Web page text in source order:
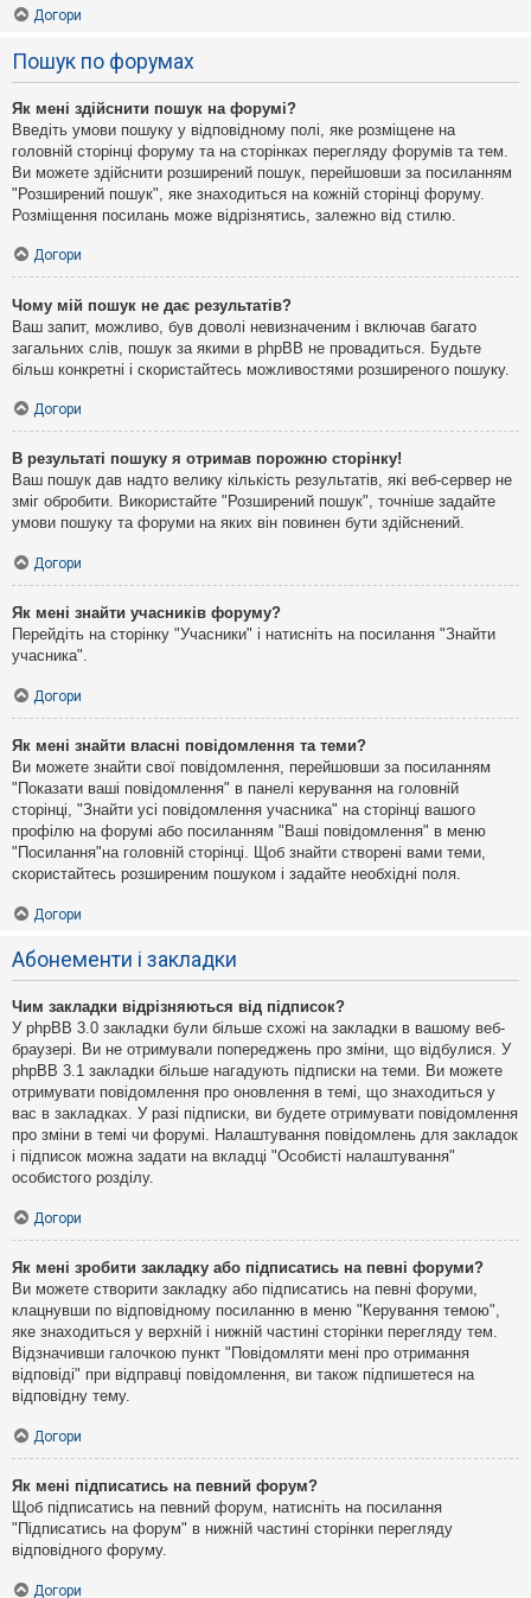
Догори
Пошук по форумах
Як мені здійснити пошук на форумі?
Введіть умови пошуку у відповідному полі, яке розміщене на
головній сторінці форуму та на сторінках перегляду форумів та тем.
Ви можете здійснити розширений пошук, перейшовши за посиланням
"Розширений пошук", яке знаходиться на кожній сторінці форуму.
Розміщення посилань може відрізнятись, залежно від стилю.
Догори
Чому мій пошук не дає результатів?
Ваш запит, можливо, був доволі невизначеним і включав багато
загальних слів, пошук за якими в phpBB не провадиться. Будьте
більш конкретні і скористайтесь можливостями розширеного пошуку.
Догори
В результаті пошуку я отримав порожню сторінку!
Ваш пошук дав надто велику кількість результатів, які веб-сервер не
зміг обробити. Використайте "Розширений пошук", точніше задайте
умови пошуку та форуми на яких він повинен бути здійснений.
Догори
Як мені знайти учасників форуму?
Перейдіть на сторінку "Учасники" і натисніть на посилання "Знайти
учасника".
Догори
Як мені знайти власні повідомлення та теми?
Ви можете знайти свої повідомлення, перейшовши за посиланням
"Показати ваші повідомлення" в панелі керування на головній
сторінці, "Знайти усі повідомлення учасника" на сторінці вашого
профілю на форумі або посиланням "Ваші повідомлення" в меню
"Посилання"на головній сторінці. Щоб знайти створені вами теми,
скористайтесь розширеним пошуком і задайте необхідні поля.
Догори
Абонементи і закладки
Чим закладки відрізняються від підписок?
У phpBB 3.0 закладки були більше схожі на закладки в вашому веб-
браузері. Ви не отримували попереджень про зміни, що відбулися. У
phpBB 3.1 закладки більше нагадують підписки на теми. Ви можете
отримувати повідомлення про оновлення в темі, що знаходиться у
вас в закладках. У разі підписки, ви будете отримувати повідомлення
про зміни в темі чи форумі. Налаштування повідомлень для закладок
і підписок можна задати на вкладці "Особисті налаштування"
особистого розділу.
Догори
Як мені зробити закладку або підписатись на певні форуми?
Ви можете створити закладку або підписатись на певні форуми,
клацнувши по відповідному посиланню в меню "Керування темою",
яке знаходиться у верхній і нижній частині сторінки перегляду тем.
Відзначивши галочкою пункт "Повідомляти мені про отримання
відповіді" при відправці повідомлення, ви також підпишетеся на
відповідну тему.
Догори
Як мені підписатись на певний форум?
Щоб підписатись на певний форум, натисніть на посилання
"Підписатись на форум" в нижній частині сторінки перегляду
відповідного форуму.
Догори